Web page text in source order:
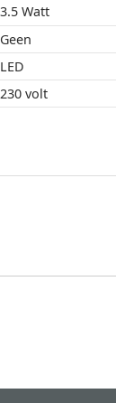
3.5 Watt
Geen
LED
230 volt